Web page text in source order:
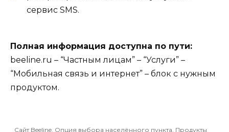
сервис SMS.
Полная информация доступна по пути:
beeline.ru – “Частным лицам” – “Услуги” –
“Мобильная связь и интернет” – блок с нужным
продуктом.
Сайт Beeline. Опция выбора населённого пункта. Продукты